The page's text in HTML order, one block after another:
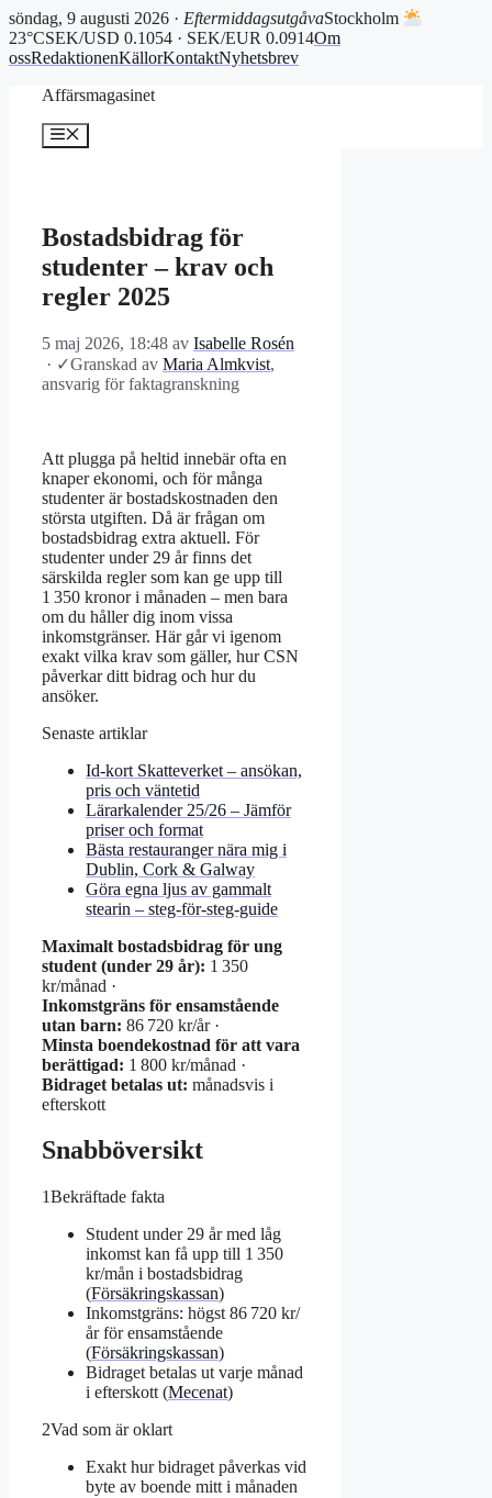
söndag, 9 augusti 2026 · EftermiddagsutgåvaStockholm
23°CSEK/USD 0.1054 · SEK/EUR 0.0914Om
ossRedaktionenKällorKontaktNyhetsbrev
Affärsmagasinet
Meny
Bostadsbidrag för
studenter – krav och
regler 2025
5 maj 2026, 18:48 av Isabelle Rosén
· ✓Granskad av Maria Almkvist,
ansvarig för faktagranskning
Att plugga på heltid innebär ofta en
knaper ekonomi, och för många
studenter är bostadskostnaden den
största utgiften. Då är frågan om
bostadsbidrag extra aktuell. För
studenter under 29 år finns det
särskilda regler som kan ge upp till
1 350 kronor i månaden – men bara
om du håller dig inom vissa
inkomstgränser. Här går vi igenom
exakt vilka krav som gäller, hur CSN
påverkar ditt bidrag och hur du
ansöker.
Senaste artiklar
Id-kort Skatteverket – ansökan,
pris och väntetid
Lärarkalender 25/26 – Jämför
priser och format
Bästa restauranger nära mig i
Dublin, Cork & Galway
Göra egna ljus av gammalt
stearin – steg-för-steg-guide
Maximalt bostadsbidrag för ung
student (under 29 år): 1 350
kr/månad ·
Inkomstgräns för ensamstående
utan barn: 86 720 kr/år ·
Minsta boendekostnad för att vara
berättigad: 1 800 kr/månad ·
Bidraget betalas ut: månadsvis i
efterskott
Snabböversikt
1Bekräftade fakta
Student under 29 år med låg
inkomst kan få upp till 1 350
kr/mån i bostadsbidrag
(Försäkringskassan)
Inkomstgräns: högst 86 720 kr/
år för ensamstående
(Försäkringskassan)
Bidraget betalas ut varje månad
i efterskott (Mecenat)
2Vad som är oklart
Exakt hur bidraget påverkas vid
byte av boende mitt i månaden